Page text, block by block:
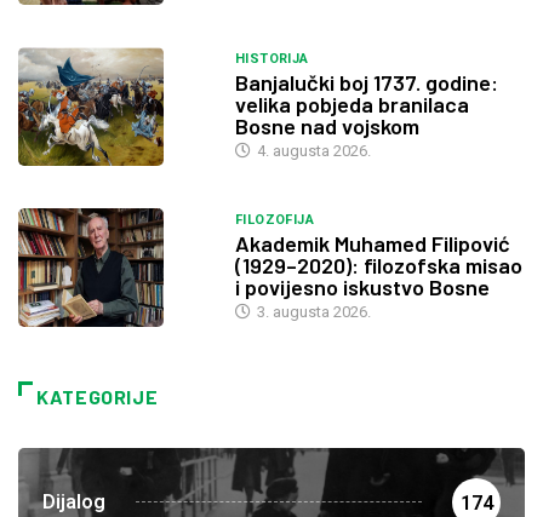
HISTORIJA
Banjalučki boj 1737. godine:
velika pobjeda branilaca
Bosne nad vojskom
4. augusta 2026.
FILOZOFIJA
Akademik Muhamed Filipović
(1929–2020): filozofska misao
i povijesno iskustvo Bosne
3. augusta 2026.
KATEGORIJE
Dijalog 174